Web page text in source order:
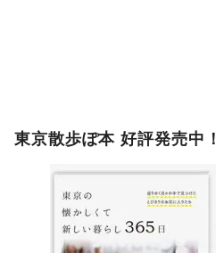
東京散歩ぽ本 好評発売中！